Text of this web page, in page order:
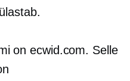
on ecwid.com. Selle